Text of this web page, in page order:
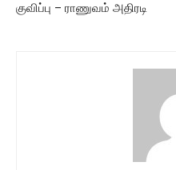
குவிப்பு – ராணுவம் அதிரடி